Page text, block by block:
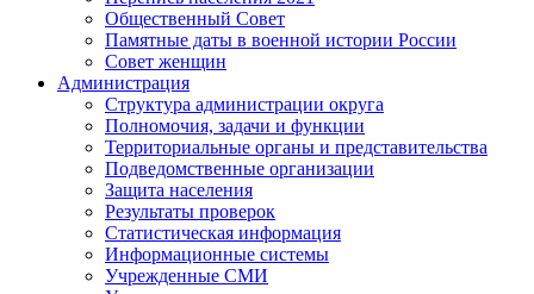
Общественный Совет
Памятные даты в военной истории России
Совет женщин
Администрация
Структура администрации округа
Полномочия, задачи и функции
Территориальные органы и представительства
Подведомственные организации
Защита населения
Результаты проверок
Статистическая информация
Информационные системы
Учрежденные СМИ